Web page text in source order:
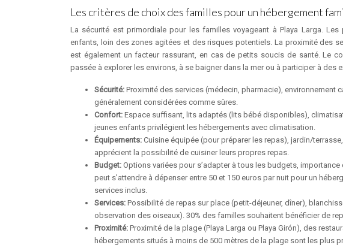
Les critères de choix des familles pour un hébergement
La sécurité est primordiale pour les familles voyageant à Playa Larga.
enfants, loin des zones agitées et des risques potentiels. La proximité des
est également un facteur rassurant, en cas de petits soucis de santé. Le
passée à explorer les environs, à se baigner dans la mer ou à participer à des
Sécurité: Proximité des services (médecin, pharmacie), environnement
généralement considérées comme sûres.
Confort: Espace suffisant, lits adaptés (lits bébé disponibles),
jeunes enfants privilégient les hébergements avec climatisation.
Équipements: Cuisine équipée (pour préparer les repas), jardin/
apprécient la possibilité de cuisiner leurs propres repas.
Budget: Options variées pour s’adapter à tous les budgets,
peut s’attendre à dépenser entre 50 et 150 euros par nuit pour un
services inclus.
Services: Possibilité de repas sur place (petit-déjeuner, dîner),
observation des oiseaux). 30% des familles souhaitent bénéficier de
Proximité: Proximité de la plage (Playa Larga ou Playa Girón), des
hébergements situés à moins de 500 mètres de la plage sont les plus